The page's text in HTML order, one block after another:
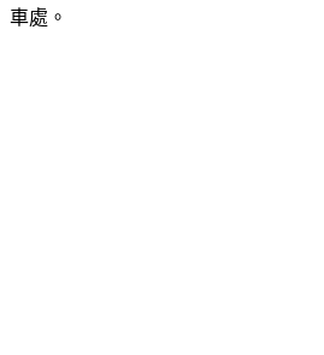
面，早就被警方鎖定，因為當地可是